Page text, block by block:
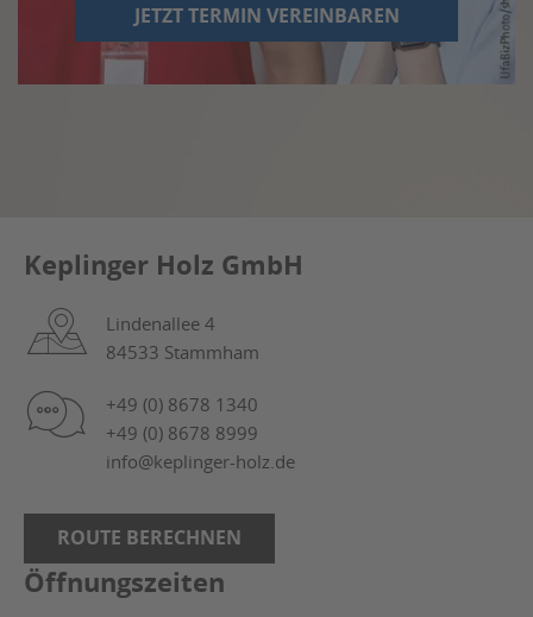
JETZT TERMIN VEREINBAREN
Keplinger Holz GmbH
Lindenallee 4
84533 Stammham
+49 (0) 8678 1340
+49 (0) 8678 8999
info@keplinger-holz.de
ROUTE BERECHNEN
Öffnungszeiten